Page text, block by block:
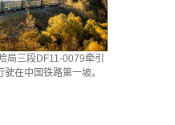
局三段DF11-0079牵引
在中国铁路第一坡。